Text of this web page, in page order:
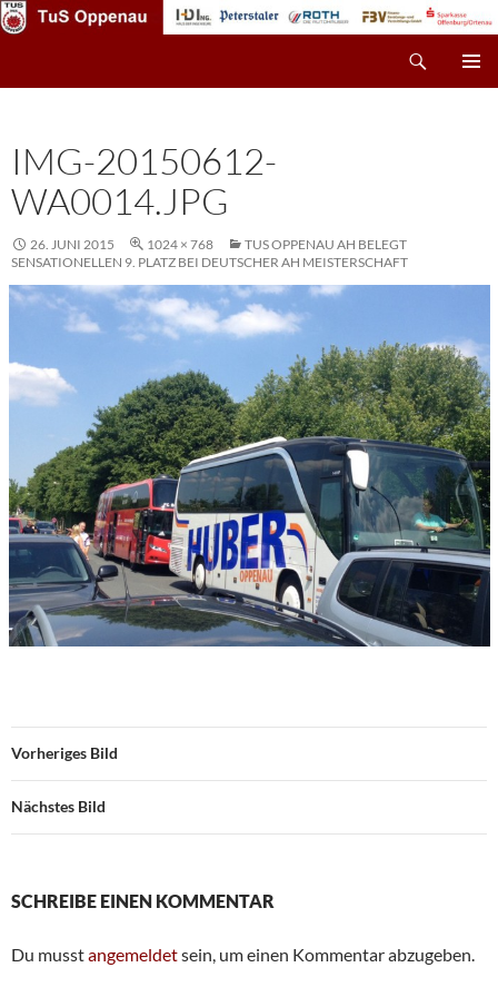
Zum
Inhalt
IMG-20150612-
WA0014.JPG
26. JUNI 2015 1024 × 768
TUS OPPENAU AH BELEGT
SENSATIONELLEN 9. PLATZ BEI DEUTSCHER AH MEISTERSCHAFT
Vorheriges Bild
Nächstes Bild
SCHREIBE EINEN KOMMENTAR
Du musstangemeldetsein, um einen Kommentar abzugeben.